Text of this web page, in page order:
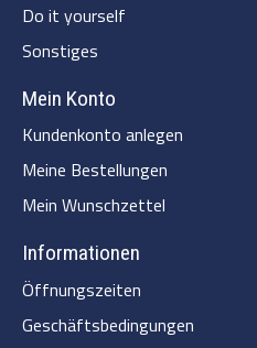
Do it yourself
Sonstiges
Mein Konto
Kundenkonto anlegen
Meine Bestellungen
Mein Wunschzettel
Informationen
Öffnungszeiten
Geschäftsbedingungen